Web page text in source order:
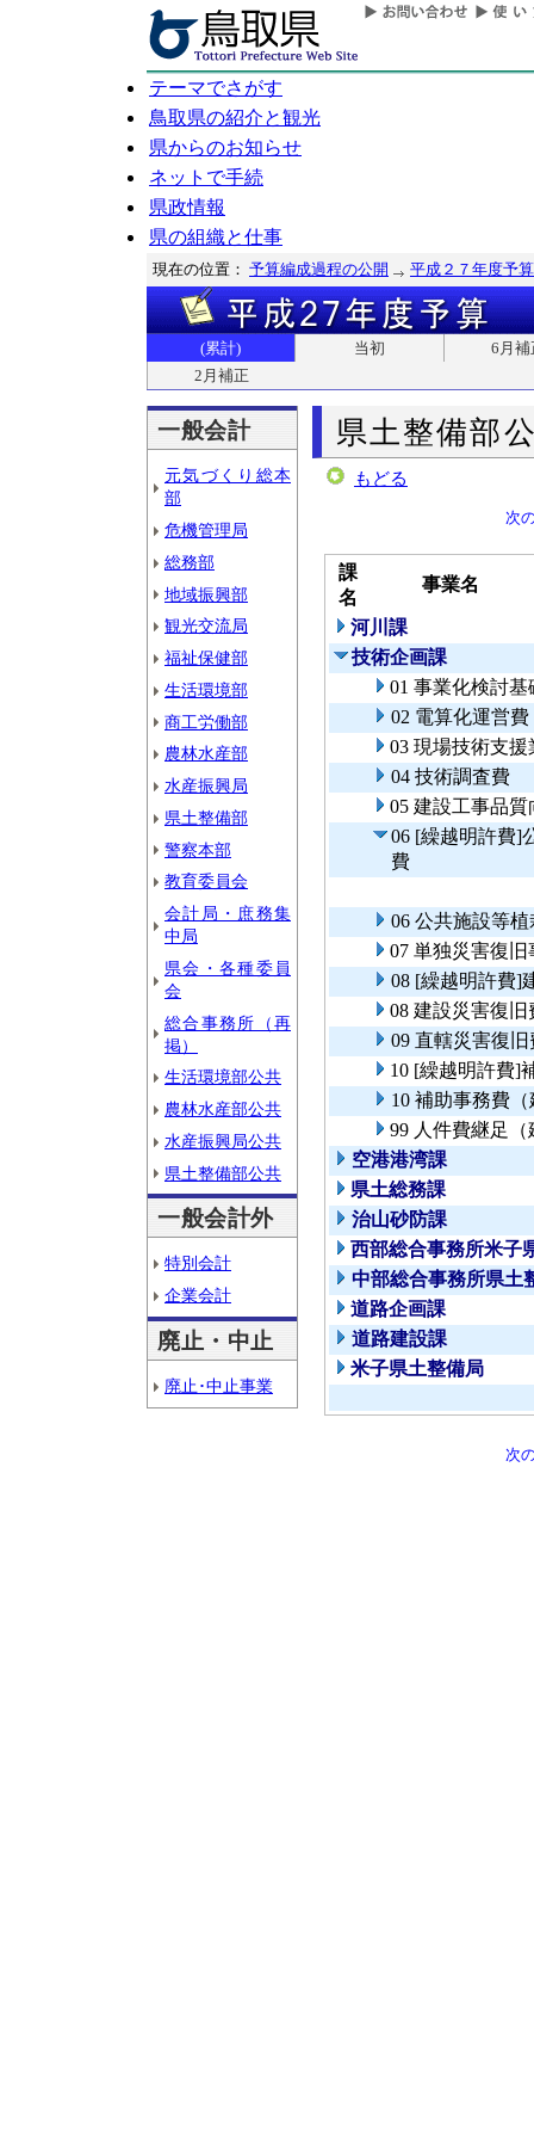
テーマでさがす
鳥取県の紹介と観光
県からのお知らせ
ネットで手続
県政情報
県の組織と仕事
現在の位置： 予算編成過程の公開 平成２７年度予算
(累計) 当初
6月補
2月補正
一般会計
元気づくり総本
部
危機管理局
総務部
地域振興部
観光交流局
福祉保健部
生活環境部
商工労働部
農林水産部
水産振興局
県土整備部
警察本部
教育委員会
会計局・庶務集
中局
県会・各種委員
会
総合事務所（再
掲）
生活環境部公共
農林水産部公共
水産振興局公共
県土整備部公共
一般会計外
特別会計
企業会計
廃止・中止
廃止･中止事業
県土整備部
もどる
次
課
名
事業名
河川課
技術企画課
01 事業化検討基
02 電算化運営費
03 現場技術支援
04 技術調査費
05 建設工事品質
06 [繰越明許費]
費
06 公共施設等
07 単独災害復旧
08 [繰越明許費]
08 建設災害復旧
09 直轄災害復
10 [繰越明許費]
10 補助事務費
99 人件費継足
空港港湾課
県土総務課
治山砂防課
西部総合事務所米子
中部総合事務所県土
道路企画課
道路建設課
米子県土整備局
次